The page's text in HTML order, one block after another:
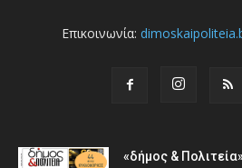
Επικοινωνία:
«δήμος &